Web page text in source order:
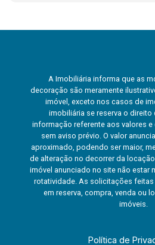
A Imobiliária informa que as
decoração são meramente
imóvel, exceto nos casos de
imobiliária se reserva o direito
informação referente aos valores
sem aviso prévio. O valor
aproximado, podendo ser maior,
de alteração no decorrer da
imóvel anunciado no site não estar
rotatividade. As solicitações
em reserva, compra, venda ou
imóveis.
Política de